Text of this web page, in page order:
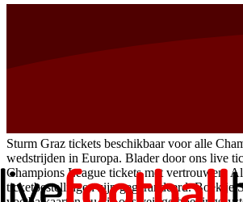
Sturm Graz tickets beschikbaar voor alle
wedstrijden in Europa. Blader door ons live
Champions League tickets met vertrouwen.
ticketbestellingen zijn gegarandeerd. Boek je